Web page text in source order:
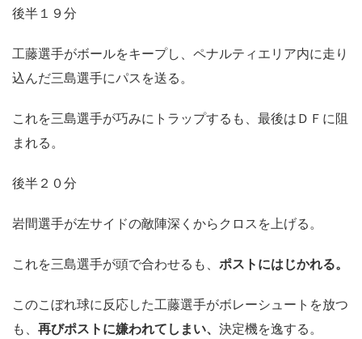
後半１９分
工藤選手がボールをキープし、ペナルティエリア内に走り
込んだ三島選手にパスを送る。
これを三島選手が巧みにトラップするも、最後はＤＦに阻
まれる。
後半２０分
岩間選手が左サイドの敵陣深くからクロスを上げる。
これを三島選手が頭で合わせるも、 ポストにはじかれる。
このこぼれ球に反応した工藤選手がボレーシュートを放つ
も、 再びポストに嫌われてしまい、 決定機を逸する。